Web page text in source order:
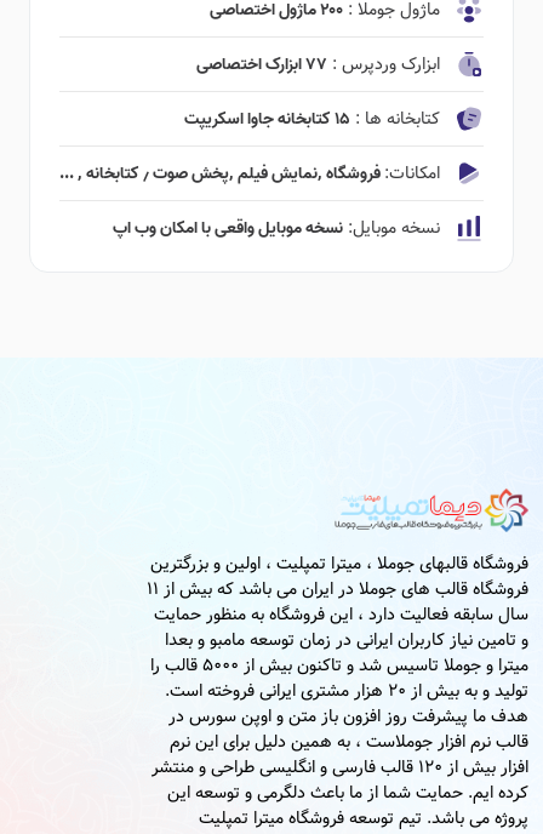
ماژول جوملا : ۲۰۰ ماژول اختصاصی
ابزارک وردپرس : ۷۷ ابزارک اختصاصی
کتابخانه ها : ۱۵ کتابخانه جاوا اسکریپت
امکانات:فروشگاه ٬‌نمایش فیلم ٬‌پخش صوت ٫ کتابخانه ٬ ...
نسخه موبایل: نسخه موبایل واقعی با امکان وب اپ
فروشگاه قالبهای جوملا ، میترا تمپلیت ، اولین و بزرگترین
فروشگاه قالب های جوملا در ایران می باشد که بیش از 11
سال سابقه فعالیت دارد ، این فروشگاه به منظور حمایت
و تامین نیاز کاربران ایرانی در زمان توسعه مامبو و بعدا
میترا و جوملا تاسیس شد و تاکنون بیش از 5000 قالب را
تولید و به بیش از 20 هزار مشتری ایرانی فروخته است.
هدف ما پیشرفت روز افزون باز متن و اوپن سورس در
قالب نرم افزار جوملاست ، به همین دلیل برای این نرم
افزار بیش از 120 قالب فارسی و انگلیسی طراحی و منتشر
کرده ایم. حمایت شما از ما باعث دلگرمی و توسعه این
پروژه می باشد. تیم توسعه فروشگاه میترا تمپلیت